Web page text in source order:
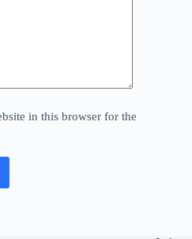
in this browser for the